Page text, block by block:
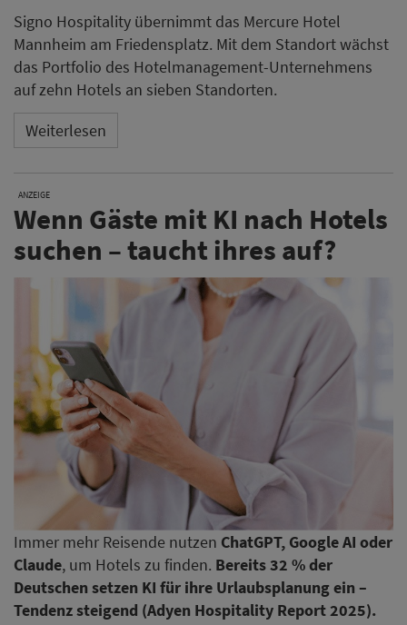
Signo Hospitality übernimmt das Mercure Hotel
Mannheim am Friedensplatz. Mit dem Standort wächst
das Portfolio des Hotelmanagement-Unternehmens
auf zehn Hotels an sieben Standorten.
Weiterlesen
ANZEIGE
Wenn Gäste mit KI nach Hotels
suchen – taucht ihres auf?
Immer mehr Reisende nutzen ChatGPT, Google AI oder
Claude, um Hotels zu finden. Bereits 32 % der
Deutschen setzen KI für ihre Urlaubsplanung ein –
Tendenz steigend (Adyen Hospitality Report 2025).